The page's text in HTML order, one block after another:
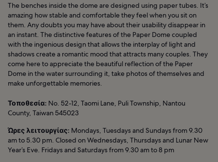
The benches inside the dome are designed using paper tubes. It’s
amazing how stable and comfortable they feel when you sit on
them. Any doubts you may have about their usability disappear in
an instant. The distinctive features of the Paper Dome coupled
with the ingenious design that allows the interplay of light and
shadows create a romantic mood that attracts many couples. They
come here to appreciate the beautiful reflection of the Paper
Dome in the water surrounding it, take photos of themselves and
make unforgettable memories.
Τοποθεσία: No. 52-12, Taomi Lane, Puli Township, Nantou
County, Taiwan 545023
Ώρες λειτουργίας: Mondays, Tuesdays and Sundays from 9.30
am to 5.30 pm. Closed on Wednesdays, Thursdays and Lunar New
Year’s Eve. Fridays and Saturdays from 9.30 am to 8 pm